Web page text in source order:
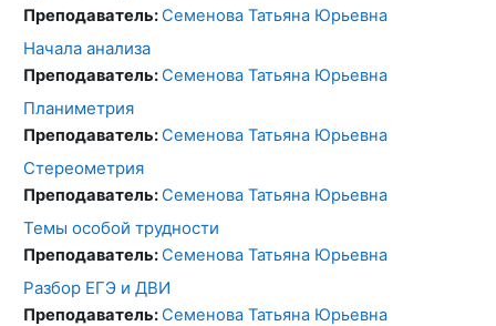
Преподаватель:Семенова Татьяна Юрьевна
Начала анализа
Преподаватель:Семенова Татьяна Юрьевна
Планиметрия
Преподаватель:Семенова Татьяна Юрьевна
Стереометрия
Преподаватель:Семенова Татьяна Юрьевна
Темы особой трудности
Преподаватель:Семенова Татьяна Юрьевна
Разбор ЕГЭ и ДВИ
Преподаватель:Семенова Татьяна Юрьевна